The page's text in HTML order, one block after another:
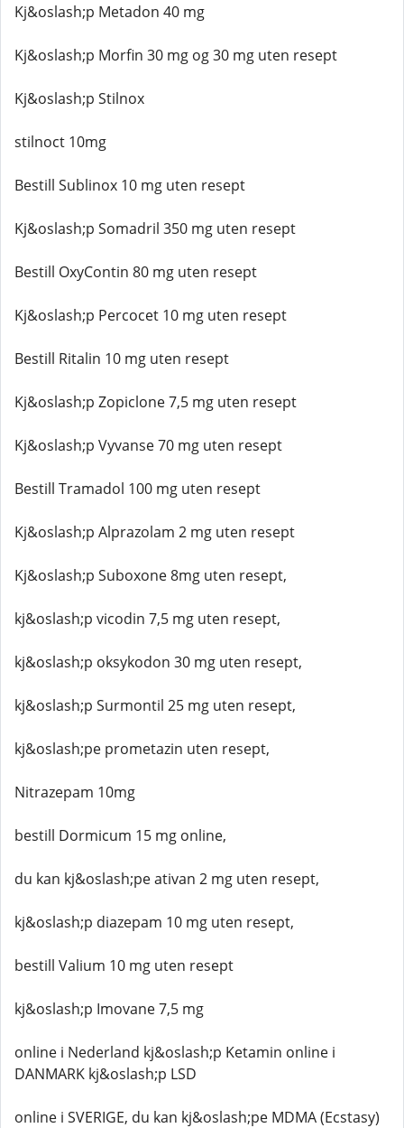
Kj&oslash;p Metadon 40 mg
Kj&oslash;p Morfin 30 mg og 30 mg uten resept
Kj&oslash;p Stilnox
stilnoct 10mg
Bestill Sublinox 10 mg uten resept
Kj&oslash;p Somadril 350 mg uten resept
Bestill OxyContin 80 mg uten resept
Kj&oslash;p Percocet 10 mg uten resept
Bestill Ritalin 10 mg uten resept
Kj&oslash;p Zopiclone 7,5 mg uten resept
Kj&oslash;p Vyvanse 70 mg uten resept
Bestill Tramadol 100 mg uten resept
Kj&oslash;p Alprazolam 2 mg uten resept
Kj&oslash;p Suboxone 8mg uten resept,
kj&oslash;p vicodin 7,5 mg uten resept,
kj&oslash;p oksykodon 30 mg uten resept,
kj&oslash;p Surmontil 25 mg uten resept,
kj&oslash;pe prometazin uten resept,
Nitrazepam 10mg
bestill Dormicum 15 mg online,
du kan kj&oslash;pe ativan 2 mg uten resept,
kj&oslash;p diazepam 10 mg uten resept,
bestill Valium 10 mg uten resept
kj&oslash;p Imovane 7,5 mg
online i Nederland kj&oslash;p Ketamin online i
DANMARK kj&oslash;p LSD
online i SVERIGE, du kan kj&oslash;pe MDMA (Ecstasy)